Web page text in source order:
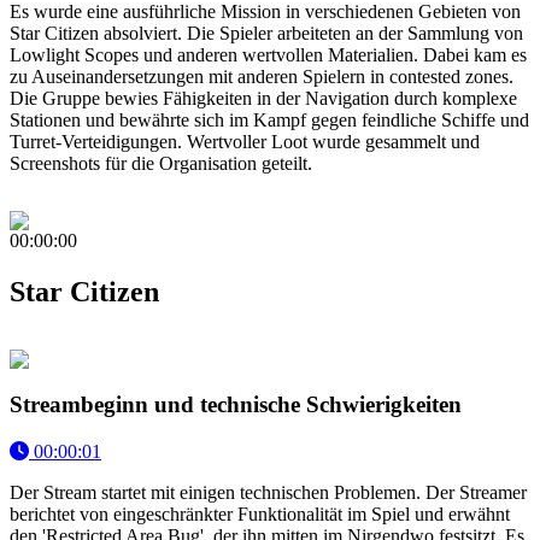
Es wurde eine ausführliche Mission in verschiedenen Gebieten von
Star Citizen absolviert. Die Spieler arbeiteten an der Sammlung von
Lowlight Scopes und anderen wertvollen Materialien. Dabei kam es
zu Auseinandersetzungen mit anderen Spielern in contested zones.
Die Gruppe bewies Fähigkeiten in der Navigation durch komplexe
Stationen und bewährte sich im Kampf gegen feindliche Schiffe und
Turret-Verteidigungen. Wertvoller Loot wurde gesammelt und
Screenshots für die Organisation geteilt.
00:00:00
Star Citizen
Streambeginn und technische Schwierigkeiten
00:00:01
Der Stream startet mit einigen technischen Problemen. Der Streamer
berichtet von eingeschränkter Funktionalität im Spiel und erwähnt
den 'Restricted Area Bug', der ihn mitten im Nirgendwo festsitzt. Es